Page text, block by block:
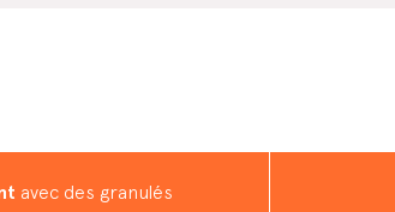
avec des granulés